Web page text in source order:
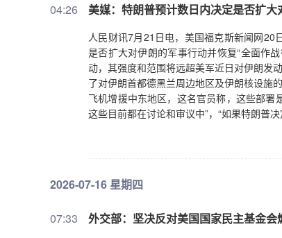
04:26 美媒：特朗普预计数日内决定是否扩大
人民财讯7月21日电，美国福克斯新闻网20
是否扩大对伊朗的军事行动并恢复“全面作
动，其强度和范围将远超美军近日对伊朗发
了对伊朗首都德黑兰周边地区及伊朗核设施
飞机增援中东地区，这名官员称，这些部署
这些目前都在讨论和审议中”，“如果特朗普
2026-07-16 星期四
07:33 外交部：坚决反对美国国家民主基金会